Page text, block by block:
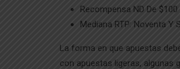
Recompensa ND De
Mediana RTP: Noventa Y
La forma en que apuestas
con apuestas ligeras, algunas